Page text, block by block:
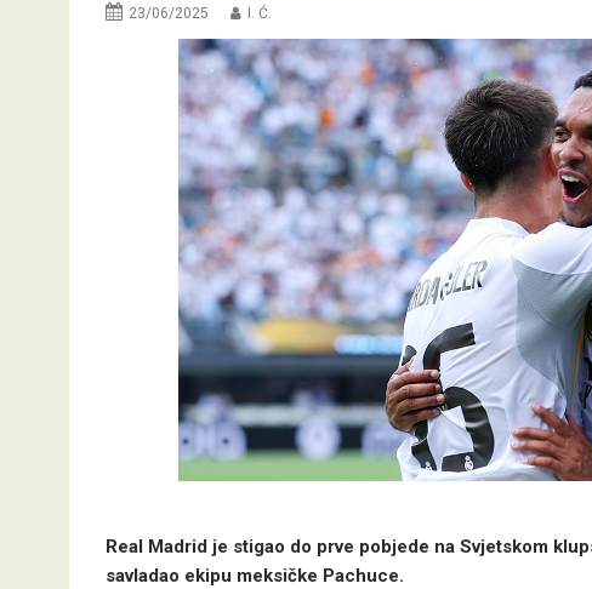
23/06/2025 I. Ć.
Real Madrid je stigao do prve pobjede na Svjetskom
savladao ekipu meksičke Pachuce.